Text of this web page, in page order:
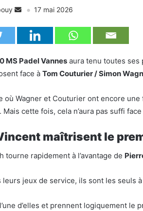
17 mai 2026
MS Padel Vannes aura tenu toutes ses
face à Tom Couturier / Simon
où Wagner et Couturier ont encore
cette fois, cela n’aura pas suffi
maîtrisent le
tourne rapidement à l’avantage de
leurs jeux de service, ils sont les seuls
d’elles et prennent logiquement le